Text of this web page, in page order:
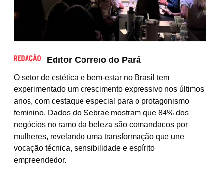
Editor Correio do Pará
O setor de estética e bem-estar no Brasil tem
experimentado um crescimento expressivo nos últimos
anos, com destaque especial para o protagonismo
feminino. Dados do Sebrae mostram que 84% dos
negócios no ramo da beleza são comandados por
mulheres, revelando uma transformação que une
vocação técnica, sensibilidade e espírito
empreendedor.